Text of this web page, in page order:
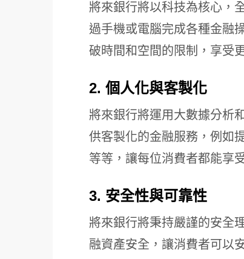
將來銀行將以科技為核心，
過手機或電腦完成各種金融
破時間和空間的限制，享受
2. 個人化與客製化
將來銀行將運用大數據分析
供客製化的金融服務，例如
等等，讓每位消費者都能享
3. 安全性與可靠性
將來銀行將秉持嚴謹的安全
融資產安全，讓消費者可以